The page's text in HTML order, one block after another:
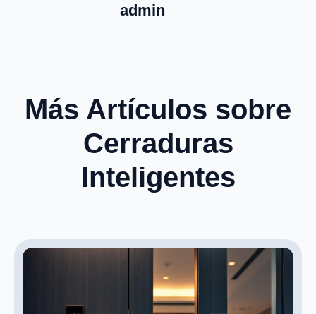
admin
Más Artículos sobre
Cerraduras
Inteligentes